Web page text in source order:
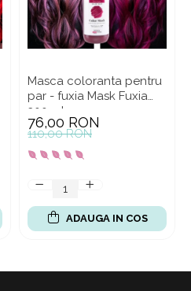
Masca coloranta pentru
par - fuxia Mask Fuxia
300 ml
110,00 RON
76,00 RON
ADAUGA IN COS